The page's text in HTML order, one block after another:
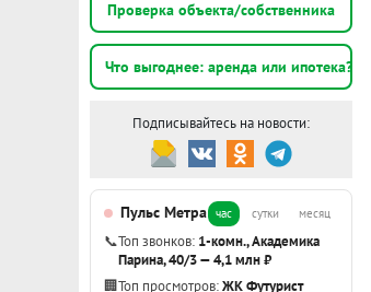
Проверка объекта/собственника
Что выгоднее: аренда или ипотека?
Подписывайтесь на новости:
Пульс Метра час сутки месяц
📞Топ звонков: 1-комн., Академика
Парина, 40/3 — 4,1 млн ₽
🏢Топ просмотров:ЖК Футурист